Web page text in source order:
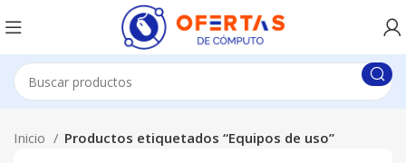
Inicio Productos etiquetados “Equipos de uso”